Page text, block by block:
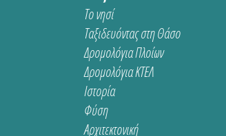
Το νησί
Ταξιδευόντας στη Θάσο
Δρομολόγια Πλοίων
Δρομολόγια ΚΤΕΛ
Ιστορία
Φύση
Αρχιτεκτονική